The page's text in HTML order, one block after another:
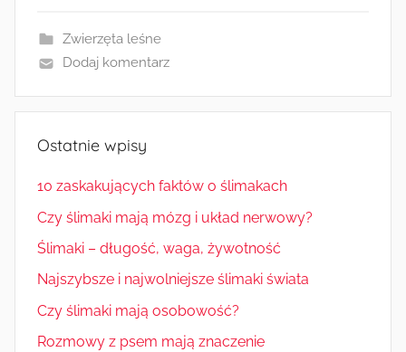
Zwierzęta leśne
Dodaj komentarz
Ostatnie wpisy
10 zaskakujących faktów o ślimakach
Czy ślimaki mają mózg i układ nerwowy?
Ślimaki – długość, waga, żywotność
Najszybsze i najwolniejsze ślimaki świata
Czy ślimaki mają osobowość?
Rozmowy z psem mają znaczenie